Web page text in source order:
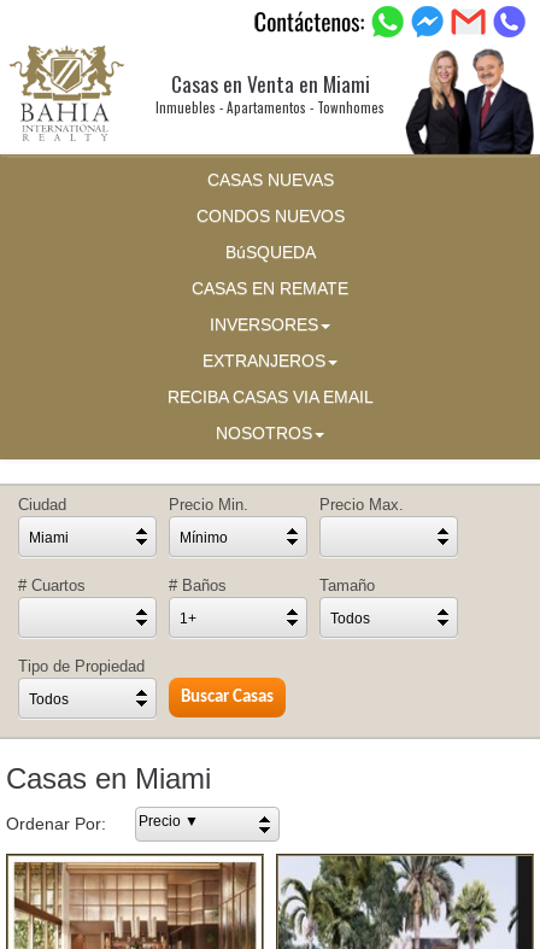
Casas en Venta en Miami
Inmuebles - Apartamentos - Townhomes
CASAS NUEVAS
CONDOS NUEVOS
BúSQUEDA
CASAS EN REMATE
INVERSORES
EXTRANJEROS
RECIBA CASAS VIA EMAIL
NOSOTROS
Ciudad
Miami
Precio Min.
Mínimo
Precio Max.
# Cuartos # Baños
1+
Tamaño
Todos
Tipo de Propiedad
Todos
Casas en Miami
Ordenar Por: Precio ▼